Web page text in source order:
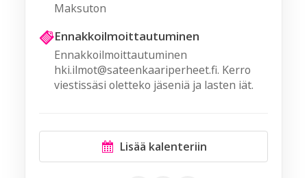
Maksuton
Ennakkoilmoittautuminen
Ennakkoilmoittautuminen
hki.ilmot@sateenkaariperheet.fi. Kerro
viestissäsi oletteko jäseniä ja lasten iät.
Lisää kalenteriin